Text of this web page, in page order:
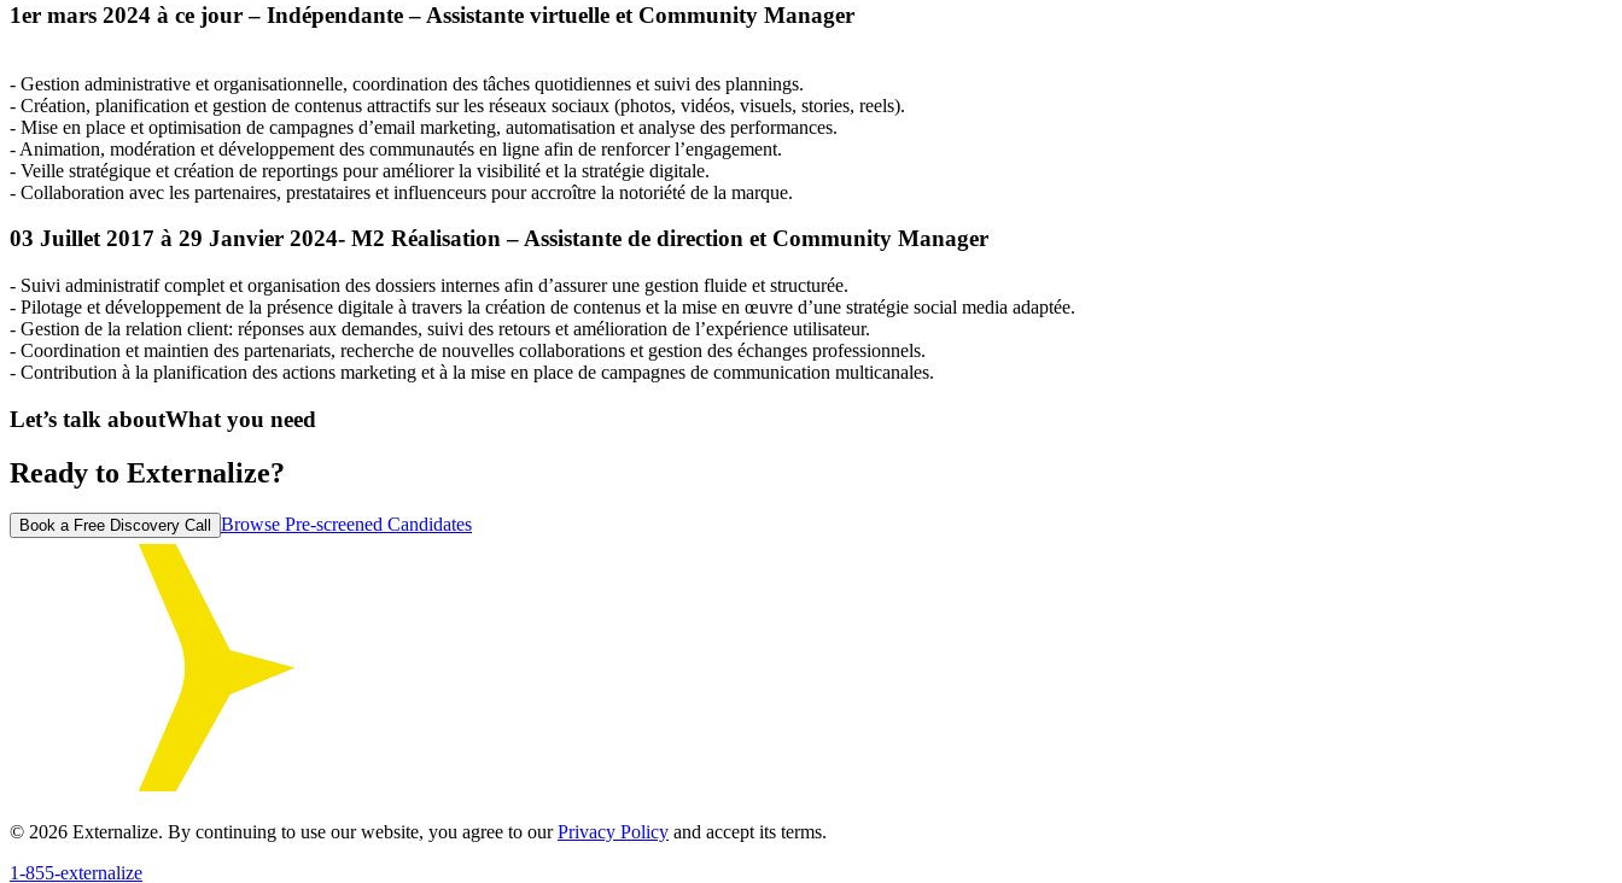
1er mars 2024 à ce jour – Indépendante – Assistante virtuelle et Community Manager
- Gestion administrative et organisationnelle, coordination des tâches quotidiennes et suivi des plannings.
- Création, planification et gestion de contenus attractifs sur les réseaux sociaux (photos, vidéos, visuels, stories, reels).
- Mise en place et optimisation de campagnes d’email marketing, automatisation et analyse des performances.
- Animation, modération et développement des communautés en ligne afin de renforcer l’engagement.
- Veille stratégique et création de reportings pour améliorer la visibilité et la stratégie digitale.
- Collaboration avec les partenaires, prestataires et influenceurs pour accroître la notoriété de la marque.
03 Juillet 2017 à 29 Janvier 2024- M2 Réalisation – Assistante de direction et Community Manager
- Suivi administratif complet et organisation des dossiers internes afin d’assurer une gestion fluide et structurée.
- Pilotage et développement de la présence digitale à travers la création de contenus et la mise en œuvre d’une stratégie social media adaptée.
- Gestion de la relation client: réponses aux demandes, suivi des retours et amélioration de l’expérience utilisateur.
- Coordination et maintien des partenariats, recherche de nouvelles collaborations et gestion des échanges professionnels.
- Contribution à la planification des actions marketing et à la mise en place de campagnes de communication multicanales.
Let’s talk aboutWhat you need
Ready to Externalize?
Book a Free Discovery Call Browse Pre-screened Candidates
© 2026 Externalize. By continuing to use our website, you agree to ourPrivacy Policy and accept its terms.
1-855-externalize